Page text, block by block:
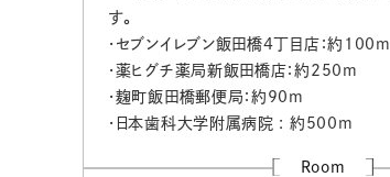
す。
・セブンイレブン飯田橋4丁目店：約100m
・薬ヒグチ薬局新飯田橋店：約250m
・麹町飯田橋郵便局：約90m
・日本歯科大学附属病院 : 約500m
Room